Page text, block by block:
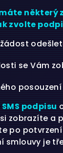
některý
zvolte
se Vám
SMS podpisu
zobrazíte a
po
smlouvy je